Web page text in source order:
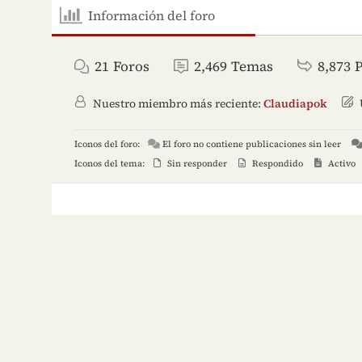
Información del foro
21 Foros 2,469 Temas 8,873
Nuestro miembro más reciente:Claudiapok
Iconos del foro: El foro no contiene publicaciones sin leer
Iconos del tema:
Sin responder Respondido Activo